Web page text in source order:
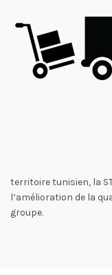
territoire tunisien, la
l’amélioration de la
groupe.